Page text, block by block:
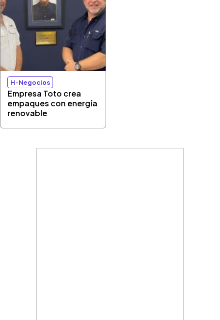
H-Negocios
Empresa Toto crea
empaques con energía
renovable